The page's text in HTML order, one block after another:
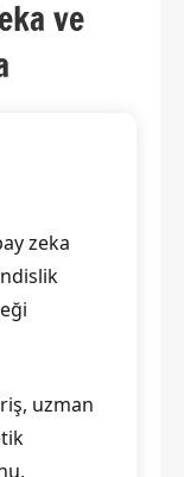
ve
zeka
uzman